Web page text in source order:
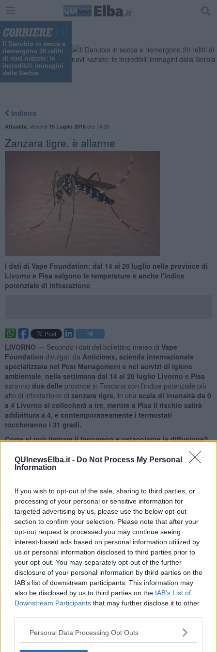
QUInewsElba.it - Do Not Process My Personal
Information
If you wish to opt-out of the sale, sharing to third parties, or
processing of your personal or sensitive information for
targeted advertising by us, please use the below opt-out
section to confirm your selection. Please note that after your
opt-out request is processed you may continue seeing
interest-based ads based on personal information utilized by
us or personal information disclosed to third parties prior to
your opt-out. You may separately opt-out of the further
disclosure of your personal information by third parties on the
IAB’s list of downstream participants. This information may
also be disclosed by us to third parties on the IAB’s List of
Downstream Participants that may further disclose it to other
Personal Data Processing Opt Outs
Il Danubio in secca e
riemergono 20 relitti
di navi naziste: le
incredibili immagini
dalla Serbia
Indietro
Attualità Venerdì 15 Luglio 2016ore 14:30
Zanzara tigre, è allarme
I dati di Vape Foundation: dal 14 al 20 luglio nelle province di
Livorno e Pisa salgono le temperature e anche l'indice
potenziale di infestazione
LIVORNO — Secondo i dati del bollettino meteo di Vape
Foundation divulgati da Anticimex, azienda internazionale
specializzata nel Pest Management e nei servizi di igiene
ambientale nella settimana dal 14 al 20 luglio Livorno e Pisa
saranno due delle province in Toscana con l’indice potenziale più
alto di infestazione di zanzara tigre. In una scala di intensità da 0
a 4 Livorno si collocherà a tre, mentre a Pisa il rischio salirà
addirittura a 4, e contemporaneamente i termostati
toccheranno i 31 gradi.
Come si può limitare il fenomeno e ostacolarne la diffusione?
fattori che permettono lo sviluppo dell’insetto, vettore di malattie
infettive nocive per la salute dell’uomo – sottolineaValeria
Paradiso, responsabile ufficio tecnico Anticimex Italia- Per
tenere lontano le zanzare sono sufficienti piccoli accorgimenti
pratici, come svuotare i sottovasi delle piante ed evitare i ristagni di
acqua, o adottare sistemi di disinfestazione automatica”.
Cosa ci aspetta nelle prossime settimane?
“Il mese di luglio 2016 mostrerà un andamento climatico non molto
diverso da quello che ha già caratterizzato giugno. Si registreranno
quasi ovunque precipitazioni inferiori alla media stagionale fatta
eccezione per le isole maggiori e per le zone Alpine, dove si
verificheranno rovesci lievemente sopra alla media degli anni
passati. Il particolare andamento climatico dell’ultimo mese ha
favorito il proliferare della zanzara comune e per il mese di luglio si
prevede anche una netta crescita della popolazione di zanzara